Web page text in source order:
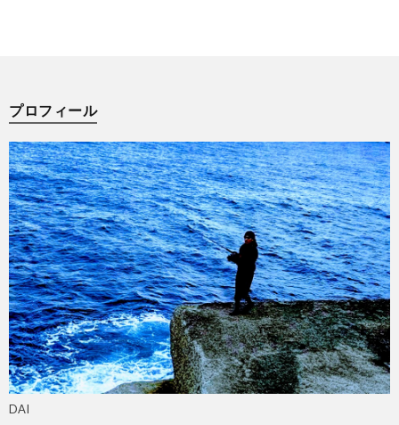
プロフィール
DAI